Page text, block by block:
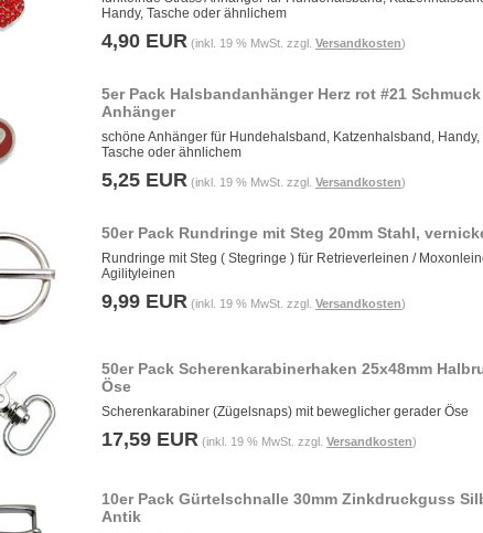
Handy, Tasche oder ähnlichem
4,90 EUR (inkl. 19 % MwSt. zzgl. Versandkosten)
5er Pack Halsbandanhänger Herz rot #21 Schmuck
Anhänger
schöne Anhänger für Hundehalsband, Katzenhalsband, Handy,
Tasche oder ähnlichem
5,25 EUR (inkl. 19 % MwSt. zzgl. Versandkosten)
50er Pack Rundringe mit Steg 20mm Stahl,
Rundringe mit Steg ( Stegringe ) für Retrieverleinen /
Agilityleinen
9,99 EUR (inkl. 19 % MwSt. zzgl. Versandkosten)
50er Pack Scherenkarabinerhaken 25x48mm
Öse
Scherenkarabiner (Zügelsnaps) mit beweglicher gerader Öse
17,59 EUR (inkl. 19 % MwSt. zzgl. Versandkosten)
10er Pack Gürtelschnalle 30mm Zinkdruckguss
Antik